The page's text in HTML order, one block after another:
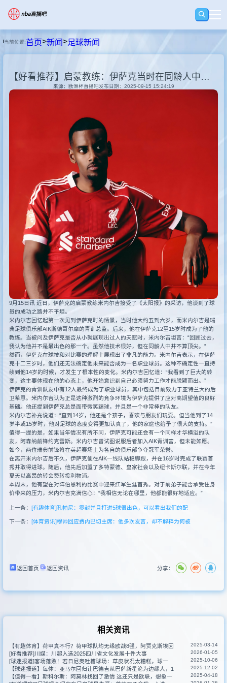
足球直播
足球录像
篮球录像
集锦
新闻
其他联赛
当前位置:首页>新闻>足球新闻
【好看推荐】启蒙教练：伊萨克当时在同龄人中并不顶尖，但他努力改变了自己
来源：欧洲杯直播吧发布日期：2025-09-15 15:24:19
9月15日讯 近日，伊萨克的启蒙教练米内尔吉接受了《太阳报》的采访，他谈到了球
员的成功之路并不平坦。
米内尔吉回忆起第一次见到伊萨克时的情景，当时他大约五到六岁，而米内尔吉是瑞
典足球俱乐部AIK斯德哥尔摩的青训总监。后来，他在伊萨克12至15岁时成为了他的
教练。当被问及伊萨克是否从小就展现出过人的天赋时，米内尔吉坦言：“回顾过去，
我认为他并不是最出色的那一个。虽然他技术很好，但在同龄人中并不算顶尖。”
然而，伊萨克在球技和对比赛的理解上展现出了非凡的能力。米内尔吉表示，在伊萨
克十二三岁时，他们还无法确定他未来能否成为一名职业球员。这种不确定性一直持
续到他14岁的时候，才发生了根本性的变化。米内尔吉回忆道：“我看到了巨大的转
变，这主要体现在他的心态上，他开始意识到自己必须努力工作才能脱颖而出。”
伊萨克的青训队友中有12人最终成为了职业球员，其中包括目前效力于亚特兰大的后
卫希恩。米内尔吉认为正是这种激烈的竞争环境为伊萨克提供了应对高期望值的良好
基础。他还提到伊萨克总是面带微笑踢球，并且是一个非常棒的队友。
米内尔吉补充说道：“直到14岁，他还是个孩子，喜欢与朋友们玩耍。但当他到了14
岁半或15岁时，他对足球的态度变得更加认真了，他的家庭也给予了很大的支持。”
值得一提的是，如果当年情况有所不同，伊萨克可能还会有一个同样才华横溢的队
友，阿森纳前锋约克雷斯。米内尔吉曾试图说服后者加入AIK青训营，但未能如愿。
如今，两位瑞典前锋将在英超赛场上为各自的俱乐部争夺冠军荣誉。
在离开米内尔吉后不久，伊萨克便在AIK一线队站稳脚跟，并在16岁时完成了联赛首
秀并取得进球。随后，他先后加盟了多特蒙德、皇家社会以及纽卡斯尔联，并在今年
夏天以高昂的转会费转投利物浦。
本周末，他有望在对阵伯恩利的比赛中迎来红军生涯首秀。对于前弟子能否承受住身
价带来的压力，米内尔吉充满信心：“我相信无论在哪里，他都能很好地适应。”
上一条： [有趣体育]孔帕尼：零封并且打进5球很出色，可以看出我们的配
下一条： [体育资讯]穆帅回应费内巴切主席：他多次发言，却不解释为何被
返回首页 返回资讯 分享：
相关资讯
【有趣体育】荷甲真不行？荷甲球队均无缘欧战8强，阿贾克斯埃因 2025-03-14
[好看推荐]川媒：川超入选2025四川省文化发展十件大事 2026-01-05
[球迷报道]客场落败！若日尼奥吐槽球场：草皮状况太糟糕，球一 2025-10-06
【球迷报道】每体：亚马尔回归让巴德吉从巴萨新星沦为边缘人，1 2025-12-02
【值得一看】斯科尔斯：阿莫林找回了激情 这还只是欧联，想象一 2025-04-18